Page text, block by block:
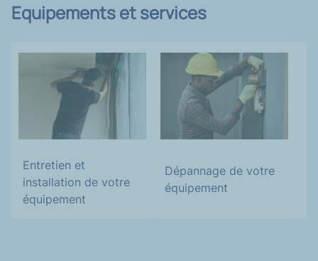
Equipements et services
Entretien et
installation de votre
équipement
Dépannage de votre
équipement